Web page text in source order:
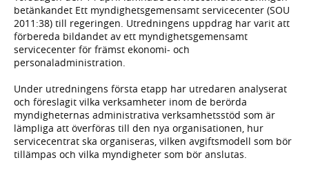
betänkandet Ett myndighetsgemensamt servicecenter (SOU
2011:38) till regeringen. Utredningens uppdrag har varit att
förbereda bildandet av ett myndighetsgemensamt
servicecenter för främst ekonomi- och
personaladministration.
Under utredningens första etapp har utredaren analyserat
och föreslagit vilka verksamheter inom de berörda
myndigheternas administrativa verksamhetsstöd som är
lämpliga att överföras till den nya organisationen, hur
servicecentrat ska organiseras, vilken avgiftsmodell som bör
tillämpas och vilka myndigheter som bör anslutas.